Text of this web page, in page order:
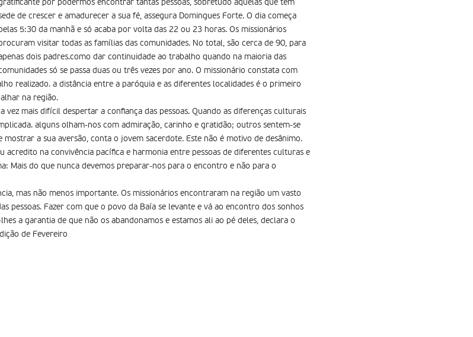
por podermos encontrar tantas pessoas, sobretudo aquelas que têm
de crescer e amadurecer a sua fé, assegura Domingues Forte. O dia começa
5:30 da manhã e só acaba por volta das 22 ou 23 horas. Os missionários
visitar todas as famílias das comunidades. No total, são cerca de 90, para
dois padres.como dar continuidade ao trabalho quando na maioria das
só se passa duas ou três vezes por ano. O missionário constata com
realizado. a distância entre a paróquia e as diferentes localidades é o primeiro
na região.
vez mais difícil despertar a confiança das pessoas. Quando as diferenças culturais
alguns olham-nos com admiração, carinho e gratidão; outros sentem-se
mostrar a sua aversão, conta o jovem sacerdote. Este não é motivo de desânimo.
acredito na convivência pacífica e harmonia entre pessoas de diferentes culturas e
Mais do que nunca devemos preparar-nos para o encontro e não para o
mas não menos importante. Os missionários encontraram na região um vasto
pessoas. Fazer com que o povo da Baía se levante e vá ao encontro dos sonhos
a garantia de que não os abandonamos e estamos ali ao pé deles, declara o
de Fevereiro